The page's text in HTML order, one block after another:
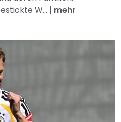
W... | mehr